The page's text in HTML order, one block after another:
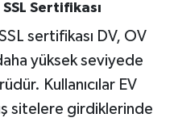
Sertifikası
sertifikası DV, OV
yüksek seviyede
Kullanıcılar EV
sitelere girdiklerinde